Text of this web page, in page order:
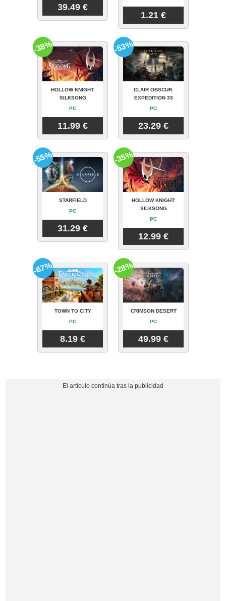
39.49 €
1.21 €
HOLLOW KNIGHT:
SILKSONG
PC
11.99 €
-38%
CLAIR OBSCUR:
EXPEDITION 33
PC
23.29 €
-53%
STARFIELD
PC
31.29 €
-55%
HOLLOW KNIGHT:
SILKSONG
PC
12.99 €
-35%
TOWN TO CITY
PC
8.19 €
-67%
CRIMSON DESERT
PC
49.99 €
-28%